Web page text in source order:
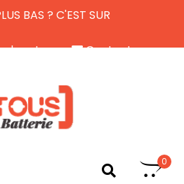
BAS ? C'EST SUR
de retour
Contactez-nous
0